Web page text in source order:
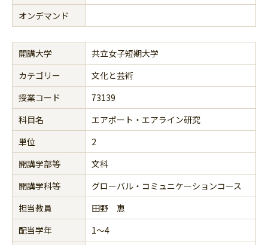
オンデマンド
開講大学
共立女子短期大学
カテゴリー
文化と芸術
授業コード
73139
科目名
エアポート・エアライン研究
単位
2
開講学部等
文科
開講学科等
グローバル・コミュニケーションコース
担当教員
田野 恵
配当学年
1～4